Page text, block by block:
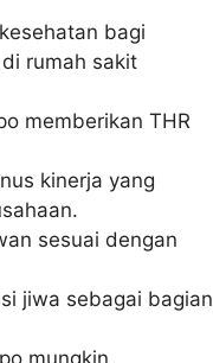
bagi
rumah sakit
memberikan THR
kinerja yang
sesuai dengan
jiwa sebagai bagian
mungkin